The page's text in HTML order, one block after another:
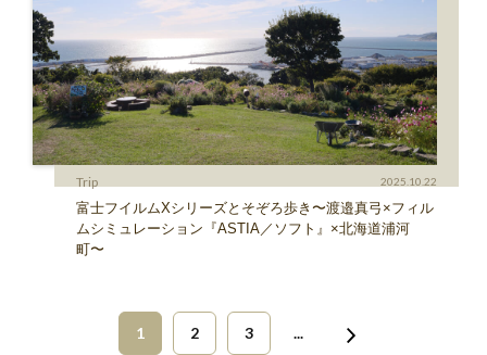
Trip 2025.10.22
富士フイルムXシリーズとそぞろ歩き〜渡邉真弓×フィル
ムシミュレーション『ASTIA／ソフト』×北海道浦河
町〜
1 2 3 ...